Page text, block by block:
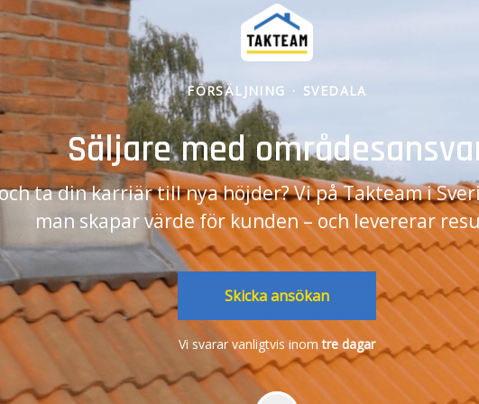
FÖRSÄLJNING · SVEDALA
Säljare med
ta din karriär till nya höjder? Vi på Takteam i
man skapar värde för kunden – och levererar
Skicka ansökan
Vi svarar vanligtvis inomtre dagar